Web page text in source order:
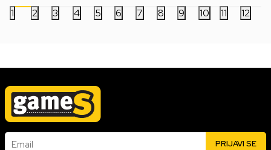
1 2 3 4 5 6 7 8 9 10 11 12
Email PRIJAVI SE